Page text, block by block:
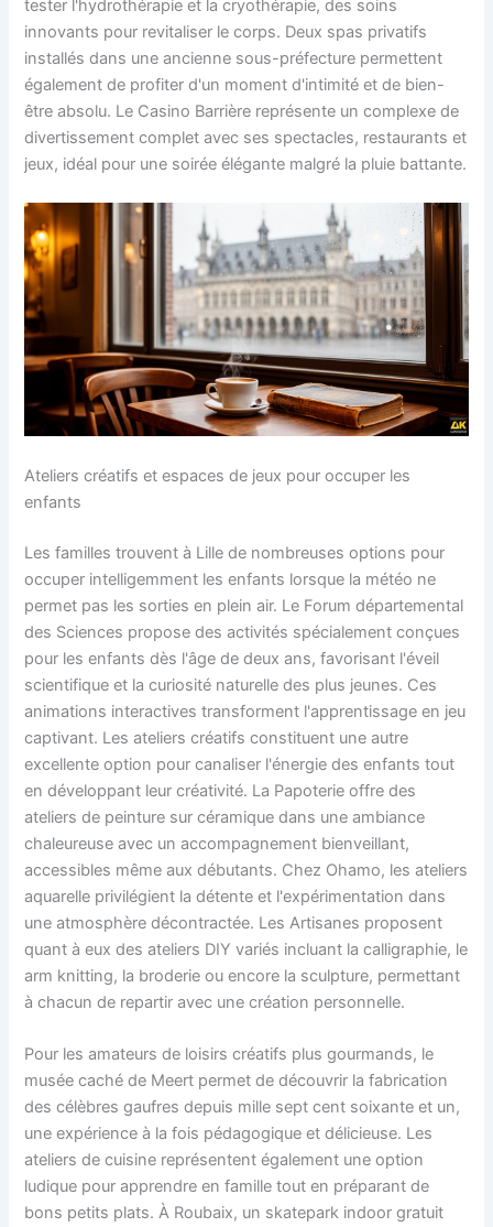
tester l'hydrothérapie et la cryothérapie, des soins
innovants pour revitaliser le corps. Deux spas privatifs
installés dans une ancienne sous-préfecture permettent
également de profiter d'un moment d'intimité et de bien-
être absolu. Le Casino Barrière représente un complexe de
divertissement complet avec ses spectacles, restaurants et
jeux, idéal pour une soirée élégante malgré la pluie battante.
Ateliers créatifs et espaces de jeux pour occuper les
enfants
Les familles trouvent à Lille de nombreuses options pour
occuper intelligemment les enfants lorsque la météo ne
permet pas les sorties en plein air. Le Forum départemental
des Sciences propose des activités spécialement conçues
pour les enfants dès l'âge de deux ans, favorisant l'éveil
scientifique et la curiosité naturelle des plus jeunes. Ces
animations interactives transforment l'apprentissage en jeu
captivant. Les ateliers créatifs constituent une autre
excellente option pour canaliser l'énergie des enfants tout
en développant leur créativité. La Papoterie offre des
ateliers de peinture sur céramique dans une ambiance
chaleureuse avec un accompagnement bienveillant,
accessibles même aux débutants. Chez Ohamo, les ateliers
aquarelle privilégient la détente et l'expérimentation dans
une atmosphère décontractée. Les Artisanes proposent
quant à eux des ateliers DIY variés incluant la calligraphie, le
arm knitting, la broderie ou encore la sculpture, permettant
à chacun de repartir avec une création personnelle.
Pour les amateurs de loisirs créatifs plus gourmands, le
musée caché de Meert permet de découvrir la fabrication
des célèbres gaufres depuis mille sept cent soixante et un,
une expérience à la fois pédagogique et délicieuse. Les
ateliers de cuisine représentent également une option
ludique pour apprendre en famille tout en préparant de
bons petits plats. À Roubaix, un skatepark indoor gratuit